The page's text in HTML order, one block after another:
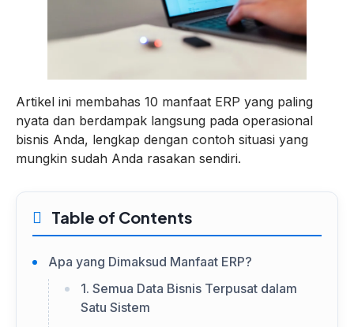
Artikel ini membahas 10 manfaat ERP yang paling
nyata dan berdampak langsung pada operasional
bisnis Anda, lengkap dengan contoh situasi yang
mungkin sudah Anda rasakan sendiri.
Table of Contents
Apa yang Dimaksud Manfaat ERP?
1. Semua Data Bisnis Terpusat dalam
Satu Sistem